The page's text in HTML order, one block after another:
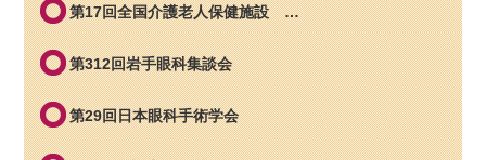
第17回全国介護老人保健施設 …
第312回岩手眼科集談会
第29回日本眼科手術学会